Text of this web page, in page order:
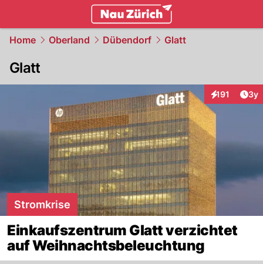
Home Oberland Dübendorf Glatt
Glatt
191
Interaktionen
3y
Stromkrise
Einkaufszentrum Glatt verzichtet
auf Weihnachtsbeleuchtung